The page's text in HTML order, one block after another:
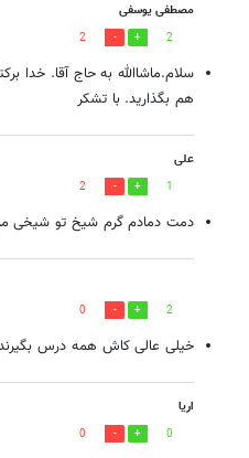
مصطفی یوسفی
2
2
سلام.ماشاالله به حاج آقا. خدا
هم بگذارید. با تشکر
علی
1
2
دمت دمادم گرم شیخ تو شیخی
2
0
خیلی عالی کاش همه درس
اریا
0
0